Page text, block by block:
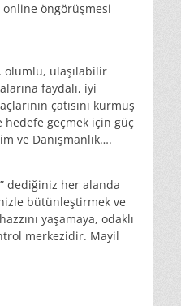
öngörüşmesi
olumlu, ulaşılabilir
faydalı, iyi
çatısını kurmuş
geçmek için güç
ve Danışmanlık….
dediğiniz her alanda
bütünleştirmek ve
yaşamaya, odaklı
merkezidir. Mayil